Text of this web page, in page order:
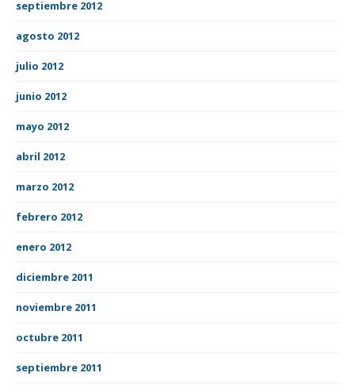
septiembre 2012
agosto 2012
julio 2012
junio 2012
mayo 2012
abril 2012
marzo 2012
febrero 2012
enero 2012
diciembre 2011
noviembre 2011
octubre 2011
septiembre 2011